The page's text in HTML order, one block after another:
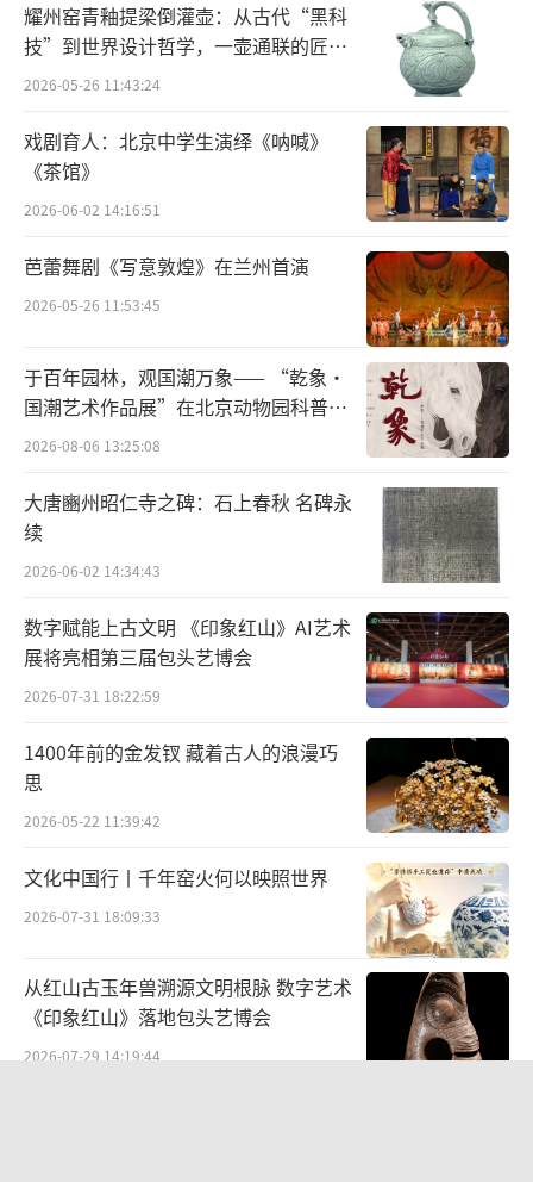
消费者，而非盲目引导购买者“投资”或“升
值”。
“我们特别害怕被人说是炒作，或者割年
轻人的‘韭菜’。”一位演艺机构从事数字藏
品开发的负责人说。在很多数字藏品的售卖页
级交易”等字样。
在中国演出行业协会秘书长潘燕看来，目
前演出行业的数字藏品发展态势比较健康，发
行者和购买者的目的都较为纯粹，“更多可以
被看作数字文创，很多演艺方不是为了开发数
字藏品而开发数字藏品，而是在自己的演艺IP
基础上创作，是文创产品的数字化。”例如上
海话剧艺术中心推出的话剧《红楼梦》数字藏
化老师制作了一套实体的泥人，借着启动巡演
的机会，团方萌生了上线数字藏品的想法。
潘燕说，演出行业的大部分数字藏品，都
依托于已经成型的大IP，如经过市场考验的爆
款剧目、音乐节、知名音乐人等，“原来我们
联网平台开始关注到演出领域所蕴藏的文化资
源，疫情以来，内容方也越来越愿意探索新玩
预测
耀州窑青釉提梁倒灌壶：从古代“黑科
技”到世界设计哲学，一壶通联的匠心
宇宙
2026-05-26 11:43:24
戏剧育人：北京中学生演绎《呐喊》
《茶馆》
2026-06-02 14:16:51
芭蕾舞剧《写意敦煌》在兰州首演
2026-05-26 11:53:45
于百年园林，观国潮万象—— “乾象·
国潮艺术作品展”在北京动物园科普馆
机动展厅开展
2026-08-06 13:25:08
大唐豳州昭仁寺之碑：石上春秋 名碑永
续
2026-06-02 14:34:43
数字赋能上古文明 《印象红山》AI艺术
展将亮相第三届包头艺博会
2026-07-31 18:22:59
1400年前的金发钗 藏着古人的浪漫巧
思
2026-05-22 11:39:42
文化中国行丨千年窑火何以映照世界
2026-07-31 18:09:33
从红山古玉年兽溯源文明根脉 数字艺术
《印象红山》落地包头艺博会
2026-07-29 14:19:44